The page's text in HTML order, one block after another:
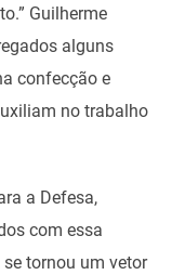
Guilherme
alguns
confecção e
no trabalho
a Defesa,
com essa
tornou um vetor